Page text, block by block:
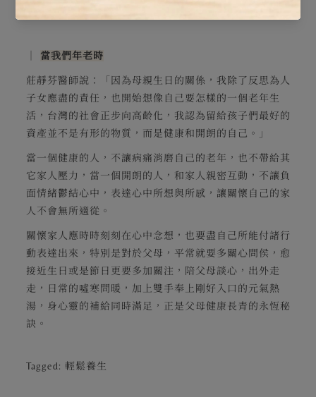
當我們年老時
莊靜芬醫師說：「因為母親生日的關係，我除了反思為人
子女應盡的責任，也開始想像自己要怎樣的一個老年生
活，台灣的社會正步向高齡化，我認為留給孩子們最好的
資產並不是有形的物質，而是健康和開朗的自己。」
當一個健康的人，不讓病痛消磨自己的老年，也不帶給其
它家人壓力，當一個開朗的人，和家人親密互動，不讓負
面情緒鬱結心中，表達心中所想與所感，讓關懷自己的家
人不會無所適從。
關懷家人應時時刻刻在心中念想，也要盡自己所能付諸行
動表達出來，特別是對於父母，平常就要多關心問侯，愈
接近生日或是節日更要多加關注，陪父母談心，出外走
走，日常的噓寒問暖，加上雙手奉上剛好入口的元氣熱
湯，身心靈的補給同時滿足，正是父母健康長青的永恆秘
訣。
Tagged: 輕鬆養生